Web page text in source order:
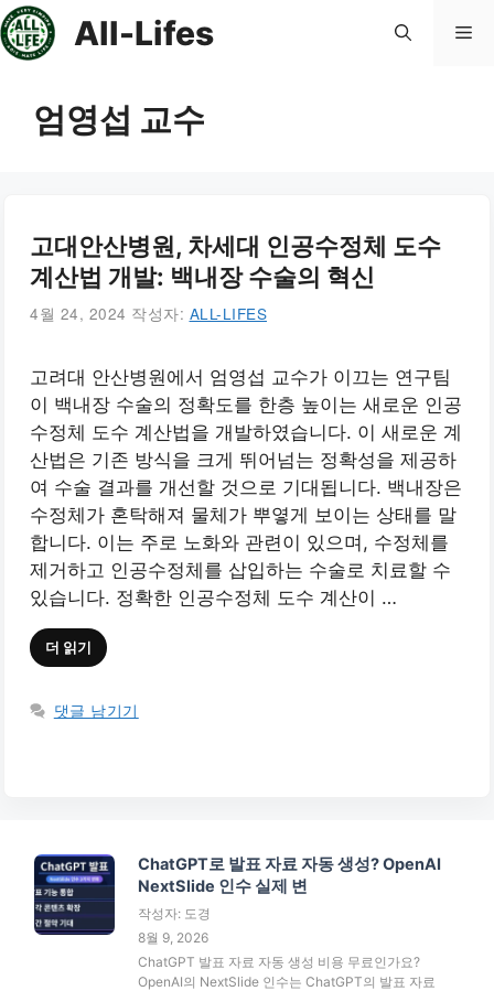
컨
텐
All-Lifes 메
엄영섭 교수
고대안산병원, 차세대 인공수정체 도수
계산법 개발: 백내장 수술의 혁신
4월 24, 2024 작성자: ALL-LIFES
고려대 안산병원에서 엄영섭 교수가 이끄는 연구팀
이 백내장 수술의 정확도를 한층 높이는 새로운 인공
수정체 도수 계산법을 개발하였습니다. 이 새로운 계
산법은 기존 방식을 크게 뛰어넘는 정확성을 제공하
여 수술 결과를 개선할 것으로 기대됩니다. 백내장은
수정체가 혼탁해져 물체가 뿌옇게 보이는 상태를 말
합니다. 이는 주로 노화와 관련이 있으며, 수정체를
제거하고 인공수정체를 삽입하는 수술로 치료할 수
있습니다. 정확한 인공수정체 도수 계산이 …
더 읽기
댓글 남기기
ChatGPT로 발표 자료 자동 생성? OpenAI
NextSlide 인수 실제 변
작성자: 도경
8월 9, 2026
ChatGPT 발표 자료 자동 생성 비용 무료인가요?
OpenAI의 NextSlide 인수는 ChatGPT의 발표 자료